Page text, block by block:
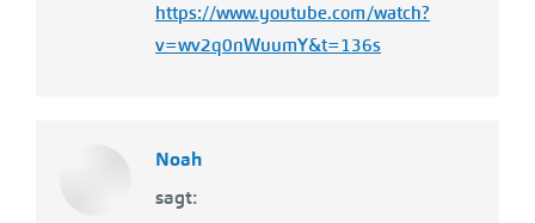
https://www.youtube.com/watch?
v=wv2q0nWuumY&t=136s
Noah
sagt: